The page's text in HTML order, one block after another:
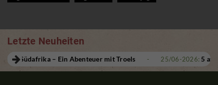
Letzte Neuheiten
mit Troels - 25/06-2026: 5 attraktive Last-Minute-Jagden!